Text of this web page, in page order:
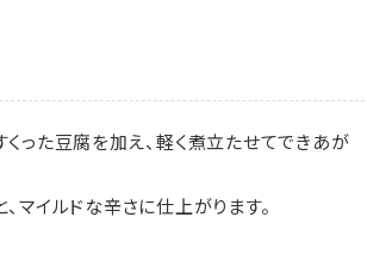
った豆腐を加え、軽く煮立たせてできあが
マイルドな辛さに仕上がります。